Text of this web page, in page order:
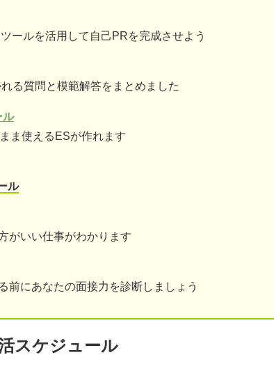
ールを活用して自己PRを完成させよう
る質問と模範解答をまとめました
ル
ま使えるESが作れます
ル
がいい仕事がわかります
前にあなたの面接力を診断しましょう
スケジュール